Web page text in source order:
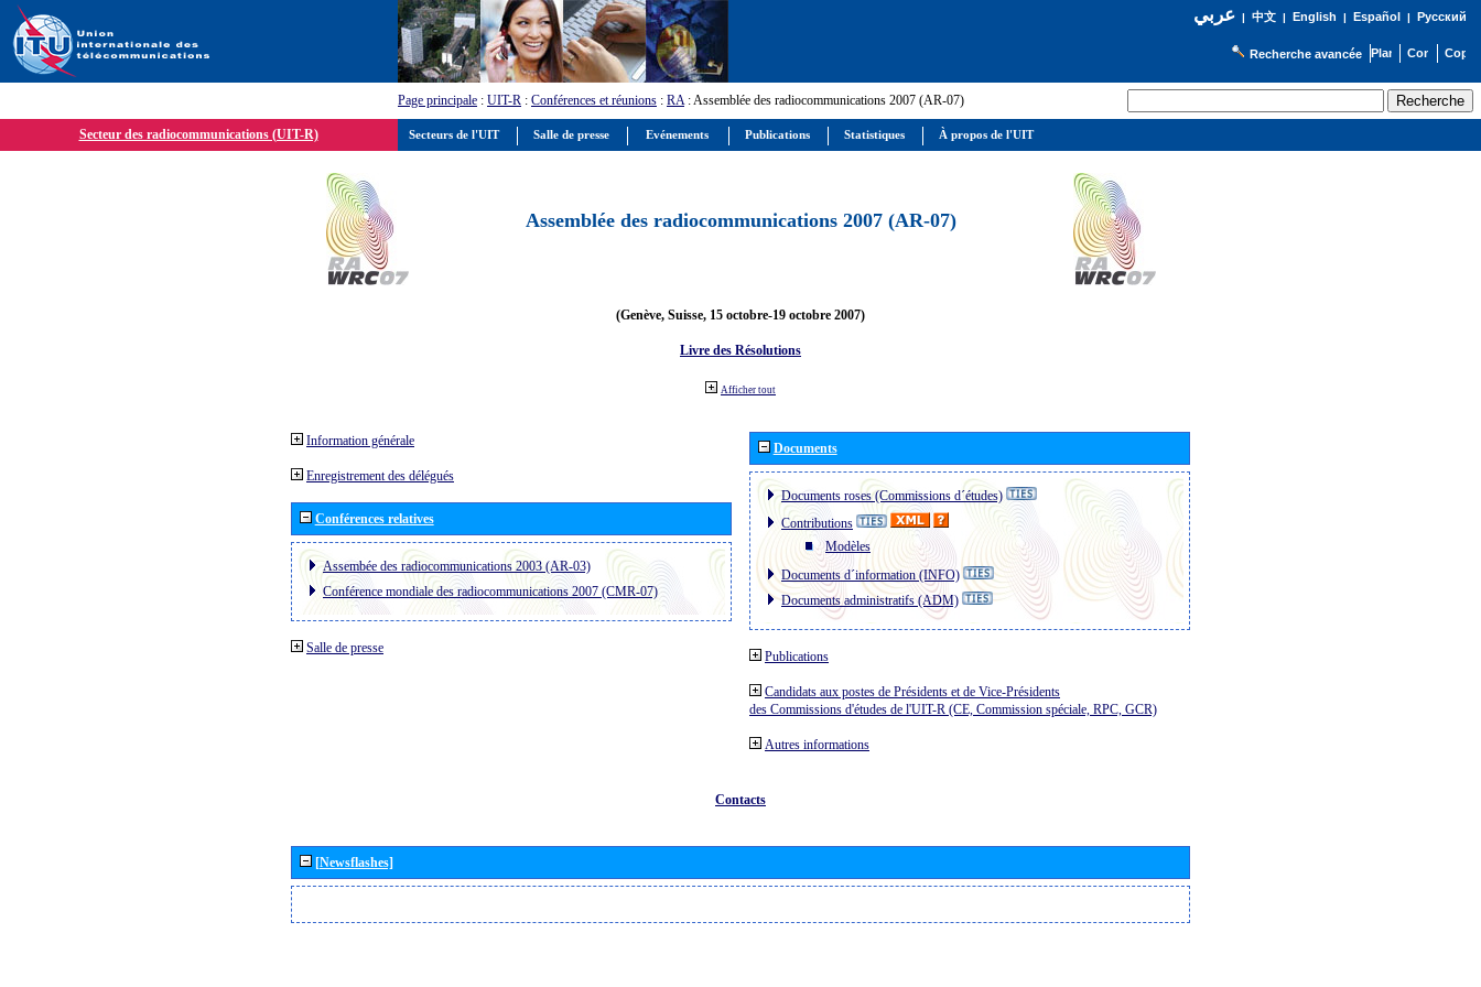
عربي| 中文| English | Español | Русский
Recherche avancée
Page principale : UIT-R : Conférences et réunions : RA: Assemblée des radiocommunications 2007 (AR-07)
Secteur des radiocommunications (UIT-R)
Assemblée des radiocommunications 2007 (AR-07)
(Genève, Suisse, 15 octobre-19 octobre 2007)
Livre des Résolutions
Afficher tout
Information générale
Enregistrement des délégués
Conférences relatives
Assembée des radiocommunications 2003 (AR-03)
Conférence mondiale des radiocommunications 2007 (CMR-07)
Salle de presse
Documents
Documents roses (Commissions d´études)
Contributions
Modèles
Documents d´information (INFO)
Documents administratifs (ADM)
Publications
Candidats aux postes de Présidents et de Vice-Présidents
des Commissions d'études de l'UIT-R (CE, Commission spéciale, RPC, GCR)
Autres informations
Contacts
[Newsflashes]
Secteurs de l'UIT Salle de presse Evénements Publications Statistiques À propos de l'UIT